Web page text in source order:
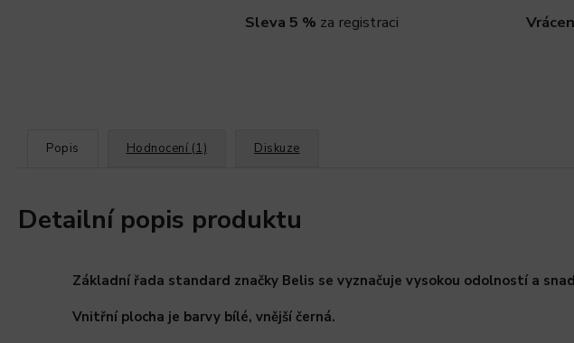
Sleva 5 % za registraci
Popis Hodnocení (1) Diskuze
Detailní popis produktu
Základní řada standard značky Belis se vyznačuje vysokou odolností a
Vnitřní plocha je barvy bílé, vnější černá.